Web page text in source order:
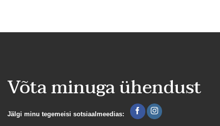
Võta minuga ühendust
Jälgi minu tegemeisi sotsiaalmeedias: